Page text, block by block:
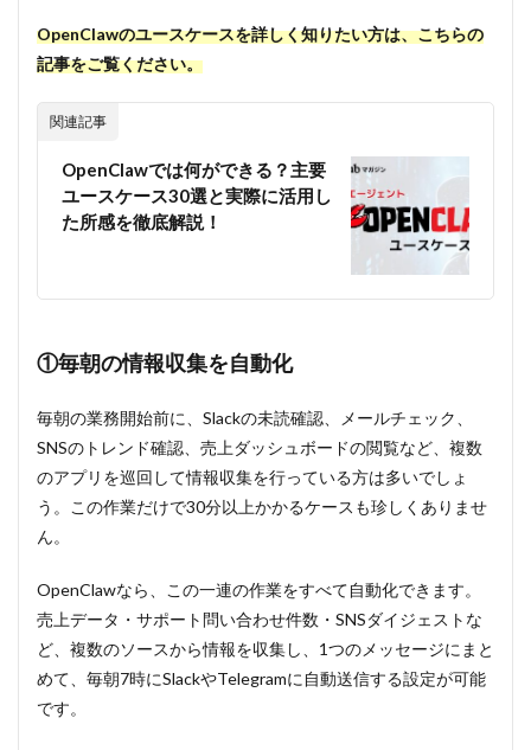
の料金・
コスト
①実
選び
方と
コス
スト
を抑
ポイ
8
OpenClaw
のオスス
メ動作環
8.1
OpenClaw
の理想の
環境は
「Mac
OpenClawのユースケースを詳しく知りたい方は、こちらの
記事をご覧ください。
関連記事
OpenClawでは何ができる？主要
ユースケース30選と実際に活用し
た所感を徹底解説！
①毎朝の情報収集を自動化
毎朝の業務開始前に、Slackの未読確認、メールチェック、
SNSのトレンド確認、売上ダッシュボードの閲覧など、複数
のアプリを巡回して情報収集を行っている方は多いでしょ
う。この作業だけで30分以上かかるケースも珍しくありませ
ん。
OpenClawなら、この一連の作業をすべて自動化できます。
売上データ・サポート問い合わせ件数・SNSダイジェストな
ど、複数のソースから情報を収集し、1つのメッセージにまと
めて、毎朝7時にSlackやTelegramに自動送信する設定が可能
です。